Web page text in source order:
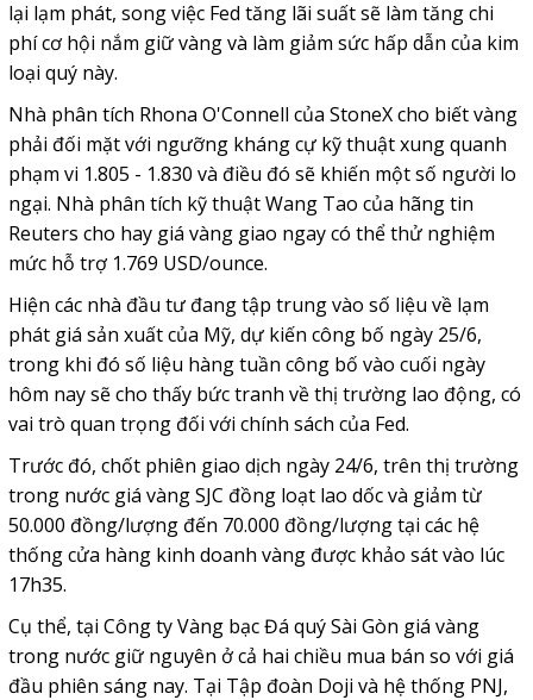
lại lạm phát, song việc Fed tăng lãi suất sẽ làm tăng chi
phí cơ hội nắm giữ vàng và làm giảm sức hấp dẫn của kim
loại quý này.
Nhà phân tích Rhona O'Connell của StoneX cho biết vàng
phải đối mặt với ngưỡng kháng cự kỹ thuật xung quanh
phạm vi 1.805 - 1.830 và điều đó sẽ khiến một số người lo
ngại. Nhà phân tích kỹ thuật Wang Tao của hãng tin
Reuters cho hay giá vàng giao ngay có thể thử nghiệm
mức hỗ trợ 1.769 USD/ounce.
Hiện các nhà đầu tư đang tập trung vào số liệu về lạm
phát giá sản xuất của Mỹ, dự kiến công bố ngày 25/6,
trong khi đó số liệu hàng tuần công bố vào cuối ngày
hôm nay sẽ cho thấy bức tranh về thị trường lao động, có
vai trò quan trọng đối với chính sách của Fed.
Trước đó, chốt phiên giao dịch ngày 24/6, trên thị trường
trong nước giá vàng SJC đồng loạt lao dốc và giảm từ
50.000 đồng/lượng đến 70.000 đồng/lượng tại các hệ
thống cửa hàng kinh doanh vàng được khảo sát vào lúc
17h35.
Cụ thể, tại Công ty Vàng bạc Đá quý Sài Gòn giá vàng
trong nước giữ nguyên ở cả hai chiều mua bán so với giá
đầu phiên sáng nay. Tại Tập đoàn Doji và hệ thống PNJ,